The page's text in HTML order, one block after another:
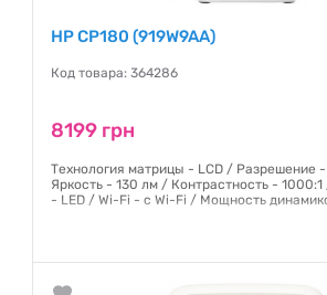
HP CP180 (919W9AA)
Код товара: 364286
8199 грн
Технология матрицы - LCD / Разрешение
Яркость - 130 лм / Контрастность -
- LED / Wi-Fi - с Wi-Fi / Мощность